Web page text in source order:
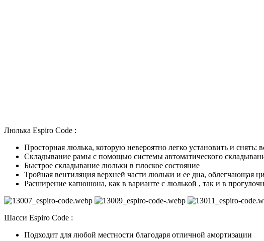
Люлька Espiro Code :
Просторная люлька, которую невероятно легко установить и
Складывание рамы с помощью системы автоматического
Быстрое складывание люльки в плоское состояние
Тройная вентиляция верхней части люльки и ее дна, облегчающая
Расширение капюшона, как в варианте с люлькой , так и в
Шасси Espiro Code :
Подходит для любой местности благодаря отличной амортизации